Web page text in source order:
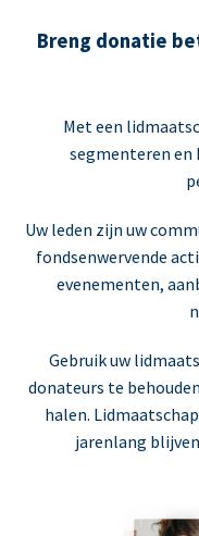
Breng donatie
Met een
segmenteren en
Uw leden zijn uw
fondsenwervende
evenementen,
Gebruik uw
donateurs te
halen.
jarenlang